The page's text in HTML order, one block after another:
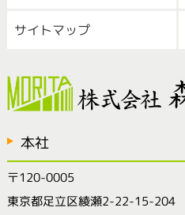
サイトマップ
本社
〒120-0005
東京都足立区綾瀬2-22-15-204